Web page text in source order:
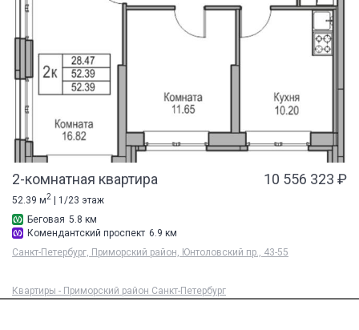
2-комнатная квартира 10 556 323 ₽
52.39 м2 | 1/23 этаж
Беговая 5.8 км
Комендантский проспект 6.9 км
Санкт-Петербург, Приморский район, Юнтоловский пр., 43-55
Квартиры - Приморский район Санкт-Петербург